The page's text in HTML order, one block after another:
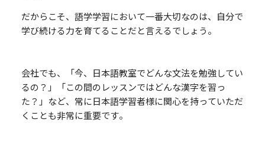
だからこそ、語学学習において一番大切なのは、自分で
学び続ける力を育てることだと言えるでしょう。
会社でも、「今、日本語教室でどんな文法を勉強してい
るの？」「この間のレッスンではどんな漢字を習っ
た？」など、常に日本語学習者様に関心を持っていただ
くことも非常に重要です。